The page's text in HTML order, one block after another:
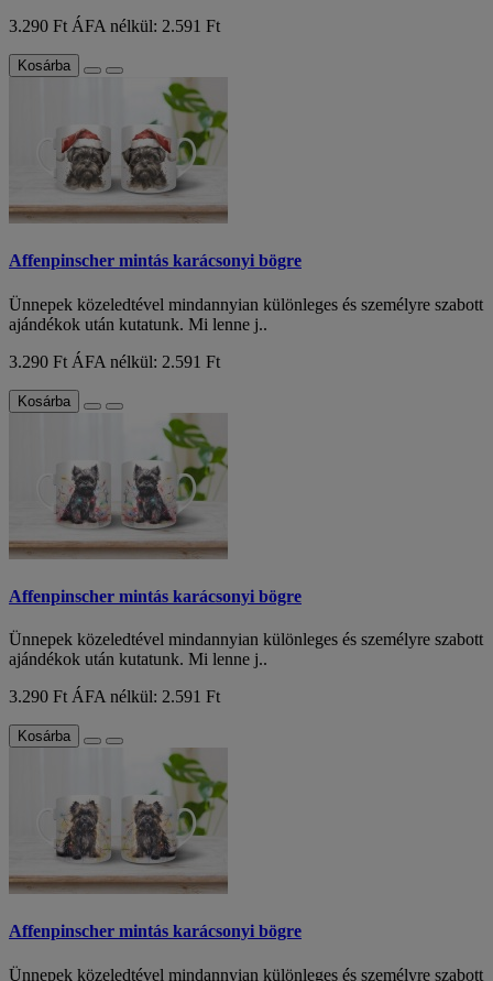
3.290 Ft ÁFA nélkül: 2.591 Ft
Kosárba
Affenpinscher mintás karácsonyi bögre
Ünnepek közeledtével mindannyian különleges és személyre szabott
ajándékok után kutatunk. Mi lenne j..
3.290 Ft ÁFA nélkül: 2.591 Ft
Kosárba
Affenpinscher mintás karácsonyi bögre
Ünnepek közeledtével mindannyian különleges és személyre szabott
ajándékok után kutatunk. Mi lenne j..
3.290 Ft ÁFA nélkül: 2.591 Ft
Kosárba
Affenpinscher mintás karácsonyi bögre
Ünnepek közeledtével mindannyian különleges és személyre szabott